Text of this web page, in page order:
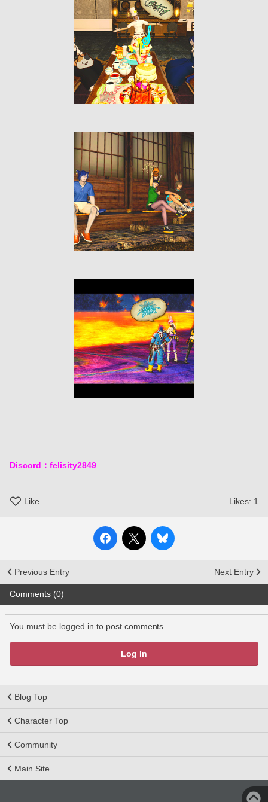
Discord：felisity2849
Like Likes: 1
Previous Entry Next Entry
Comments (0)
You must be logged in to post comments.
Log In
Blog Top
Character Top
Community
Main Site